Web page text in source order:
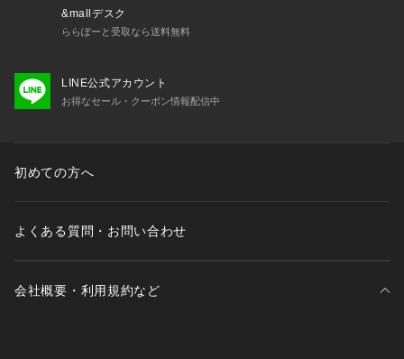
&mallデスク
ららぽーと受取なら送料無料
LINE公式アカウント
お得なセール・クーポン情報配信中
初めての方へ
よくある質問・お問い合わせ
会社概要・利用規約など